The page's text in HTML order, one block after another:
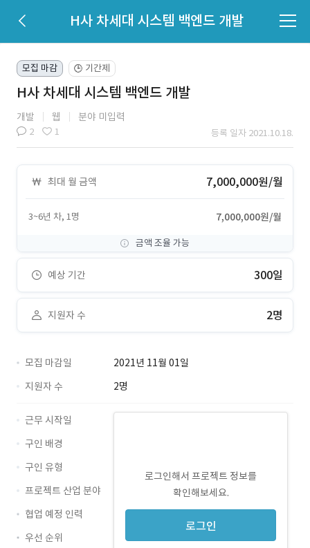
H사 차세대 시스템 백엔드 개발
모집 마감 🕒 기간제
H사 차세대 시스템 백엔드 개발
개발 웹 분야 미입력
2 1 등록 일자 2021.10.18.
최대 월 금액 7,000,000원/월
3~6년 차, 1명 7,000,000원/월
금액 조율 가능
예상 기간 300일
지원자 수 2명
모집 마감일
2021년 11월 01일
지원자 수
2명
로그인해서 프로젝트 정보를
확인해보세요.
로그인
근무 시작일
구인 배경
구인 유형
프로젝트 산업 분야
협업 예정 인력
우선 순위